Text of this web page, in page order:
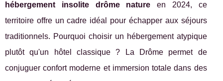
hébergement insolite drôme nature en 2024, ce
territoire offre un cadre idéal pour échapper aux séjours
traditionnels. Pourquoi choisir un hébergement atypique
plutôt qu'un hôtel classique ? La Drôme permet de
conjuguer confort moderne et immersion totale dans des